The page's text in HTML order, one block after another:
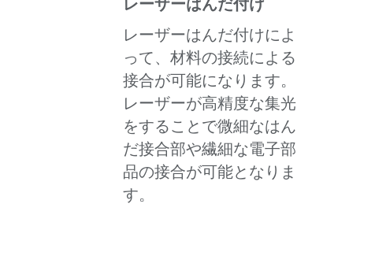
レーザーはんだ付け
レーザーはんだ付けによ
って、材料の接続による
接合が可能になります。
レーザーが高精度な集光
をすることで微細なはん
だ接合部や繊細な電子部
品の接合が可能となりま
す。